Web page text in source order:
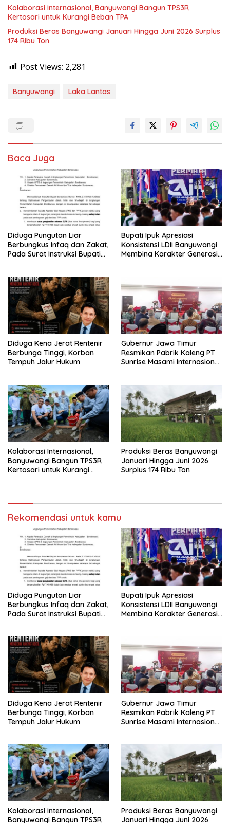
Kolaborasi Internasional, Banyuwangi Bangun TPS3R
Kertosari untuk Kurangi Beban TPA
Produksi Beras Banyuwangi Januari Hingga Juni 2026 Surplus
174 Ribu Ton
Post Views: 2,281
Banyuwangi Laka Lantas
Baca Juga
Diduga Pungutan Liar
Berbungkus Infaq dan Zakat,
Pada Surat Instruksi Bupati
Bupati Ipuk Apresiasi
Konsistensi LDII Banyuwangi
Membina Karakter Generasi
Diduga Kena Jerat Rentenir
Berbunga Tinggi, Korban
Tempuh Jalur Hukum
Gubernur Jawa Timur
Resmikan Pabrik Kaleng PT
Sunrise Masami Internasional,
Kolaborasi Internasional,
Banyuwangi Bangun TPS3R
Kertosari untuk Kurangi
Produksi Beras Banyuwangi
Januari Hingga Juni 2026
Surplus 174 Ribu Ton
Rekomendasi untuk kamu
Diduga Pungutan Liar
Berbungkus Infaq dan Zakat,
Pada Surat Instruksi Bupati
Bupati Ipuk Apresiasi
Konsistensi LDII Banyuwangi
Membina Karakter Generasi
Diduga Kena Jerat Rentenir
Berbunga Tinggi, Korban
Tempuh Jalur Hukum
Gubernur Jawa Timur
Resmikan Pabrik Kaleng PT
Sunrise Masami Internasional,
Kolaborasi Internasional,
Banyuwangi Bangun TPS3R
Produksi Beras Banyuwangi
Januari Hingga Juni 2026